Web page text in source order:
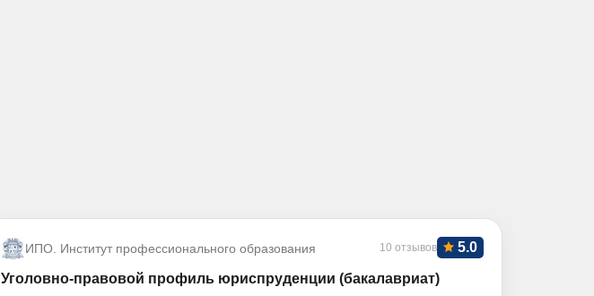
ИПО. Институт профессионального образования 10 отзывов 5.0
Уголовно-правовой профиль юриспруденции (бакалавриат)